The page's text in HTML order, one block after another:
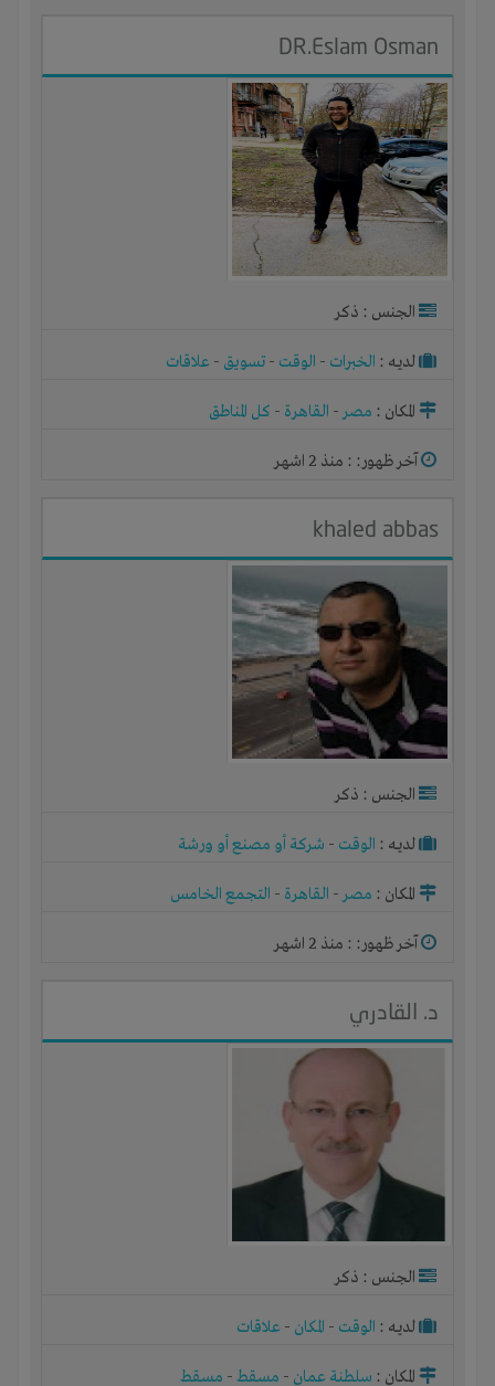
DR.Eslam Osman
الجنس : ذكر
لديـه : الخبرات - الوقت - تسويق - علاقات
المكان : مصر- القاهرة - كل المناطق
آخر ظهور: : منذ 2 اشهر
khaled abbas
الجنس : ذكر
لديـه : الوقت - شركة أو مصنع أو ورشة
المكان : مصر- القاهرة - التجمع الخامس
آخر ظهور: : منذ 2 اشهر
د. القادري
الجنس : ذكر
لديـه : الوقت - المكان - علاقات
المكان : سلطنة عمان - مسقط- مسقط